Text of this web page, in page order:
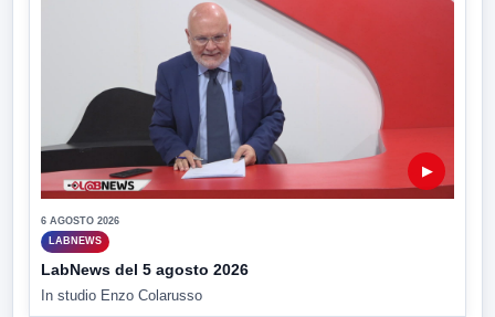
▶
6 AGOSTO 2026
LABNEWS
LabNews del 5 agosto 2026
In studio Enzo Colarusso